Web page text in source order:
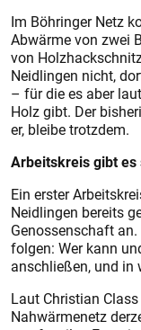
Im Böhringer Netz
Abwärme von zwei
von
Neidlingen nicht,
– für die es aber
Holz gibt. Der
er, bleibe trotzdem.
Arbeitskreis gibt es
Ein erster
Neidlingen bereits
Genossenschaft
folgen: Wer kann
anschließen, und in
Laut Christian
Nahwärmenetz